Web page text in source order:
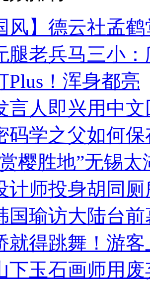
风】德云社孟
腿老兵马三小
Plus！浑身都亮
言人即兴用中
码学之父如何
樱胜地”无锡
计师投身胡同
国瑜访大陆台
就得跳舞！游客
下玉石画师用